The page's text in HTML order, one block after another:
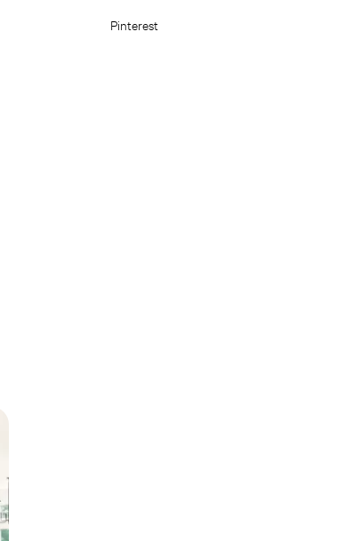
Pinterest